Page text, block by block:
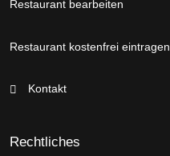
Restaurant bearbeiten
Restaurant kostenfrei eintragen
Kontakt
Rechtliches